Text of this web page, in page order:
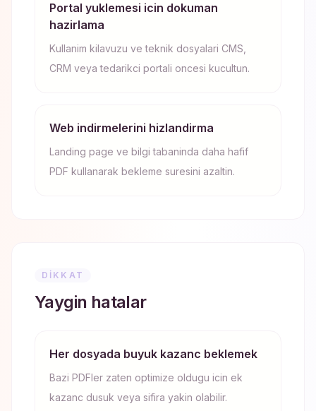
Portal yuklemesi icin dokuman
hazirlama
Kullanim kilavuzu ve teknik dosyalari CMS,
CRM veya tedarikci portali oncesi kucultun.
Web indirmelerini hizlandirma
Landing page ve bilgi tabaninda daha hafif
PDF kullanarak bekleme suresini azaltin.
DIKKAT
Yaygin hatalar
Her dosyada buyuk kazanc beklemek
Bazi PDFler zaten optimize oldugu icin ek
kazanc dusuk veya sifira yakin olabilir.